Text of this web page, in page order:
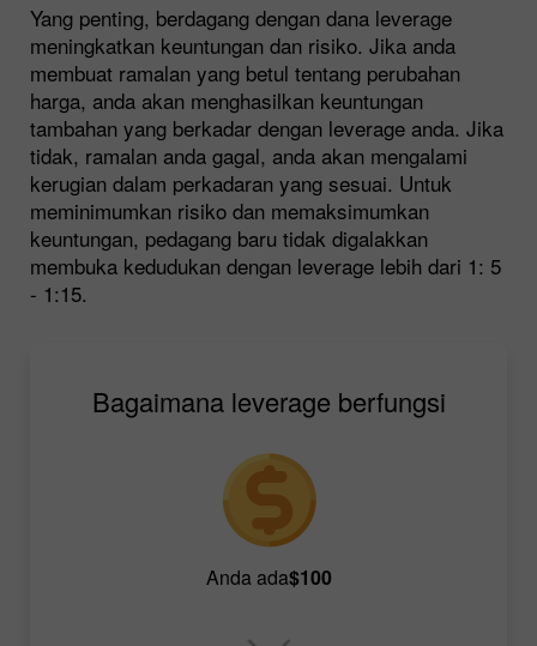
Yang penting, berdagang dengan dana leverage
meningkatkan keuntungan dan risiko. Jika anda
membuat ramalan yang betul tentang perubahan
harga, anda akan menghasilkan keuntungan
tambahan yang berkadar dengan leverage anda. Jika
tidak, ramalan anda gagal, anda akan mengalami
kerugian dalam perkadaran yang sesuai. Untuk
meminimumkan risiko dan memaksimumkan
keuntungan, pedagang baru tidak digalakkan
membuka kedudukan dengan leverage lebih dari 1: 5
- 1:15.
Bagaimana leverage berfungsi
Anda ada$100